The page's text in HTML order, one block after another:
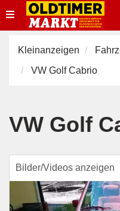
Toggle
navigation
Kleinanzeigen
VW Golf Cabrio
VW Golf
Bilder/Videos anzeigen